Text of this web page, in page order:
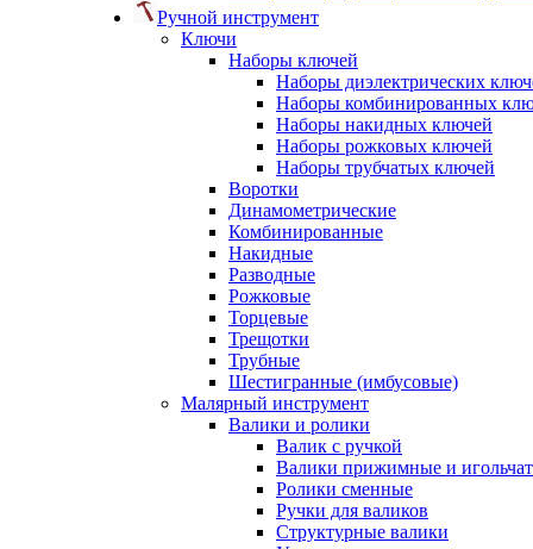
Ручной инструмент
Ключи
Наборы ключей
Наборы диэлектрических
Наборы комбинированных
Наборы накидных ключей
Наборы рожковых ключей
Наборы трубчатых ключей
Воротки
Динамометрические
Комбинированные
Накидные
Разводные
Рожковые
Торцевые
Трещотки
Трубные
Шестигранные (имбусовые)
Малярный инструмент
Валики и ролики
Валик с ручкой
Валики прижимные и
Ролики сменные
Ручки для валиков
Структурные валики